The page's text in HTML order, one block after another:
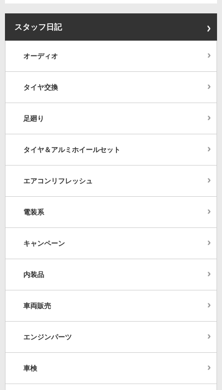
スタッフ日記
オーディオ
タイヤ交換
足廻り
タイヤ＆アルミホイールセット
エアコンリフレッシュ
電装系
キャンペーン
内装品
車両販売
エンジンパーツ
車検